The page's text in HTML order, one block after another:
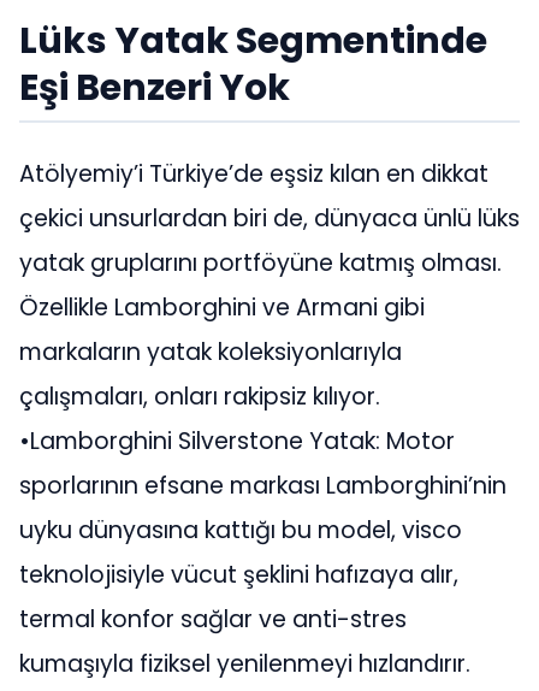
Lüks Yatak Segmentinde
Eşi Benzeri Yok
Atölyemiy’i Türkiye’de eşsiz kılan en dikkat
çekici unsurlardan biri de, dünyaca ünlü lüks
yatak gruplarını portföyüne katmış olması.
Özellikle Lamborghini ve Armani gibi
markaların yatak koleksiyonlarıyla
çalışmaları, onları rakipsiz kılıyor.
•Lamborghini Silverstone Yatak: Motor
sporlarının efsane markası Lamborghini’nin
uyku dünyasına kattığı bu model, visco
teknolojisiyle vücut şeklini hafızaya alır,
termal konfor sağlar ve anti-stres
kumaşıyla fiziksel yenilenmeyi hızlandırır.